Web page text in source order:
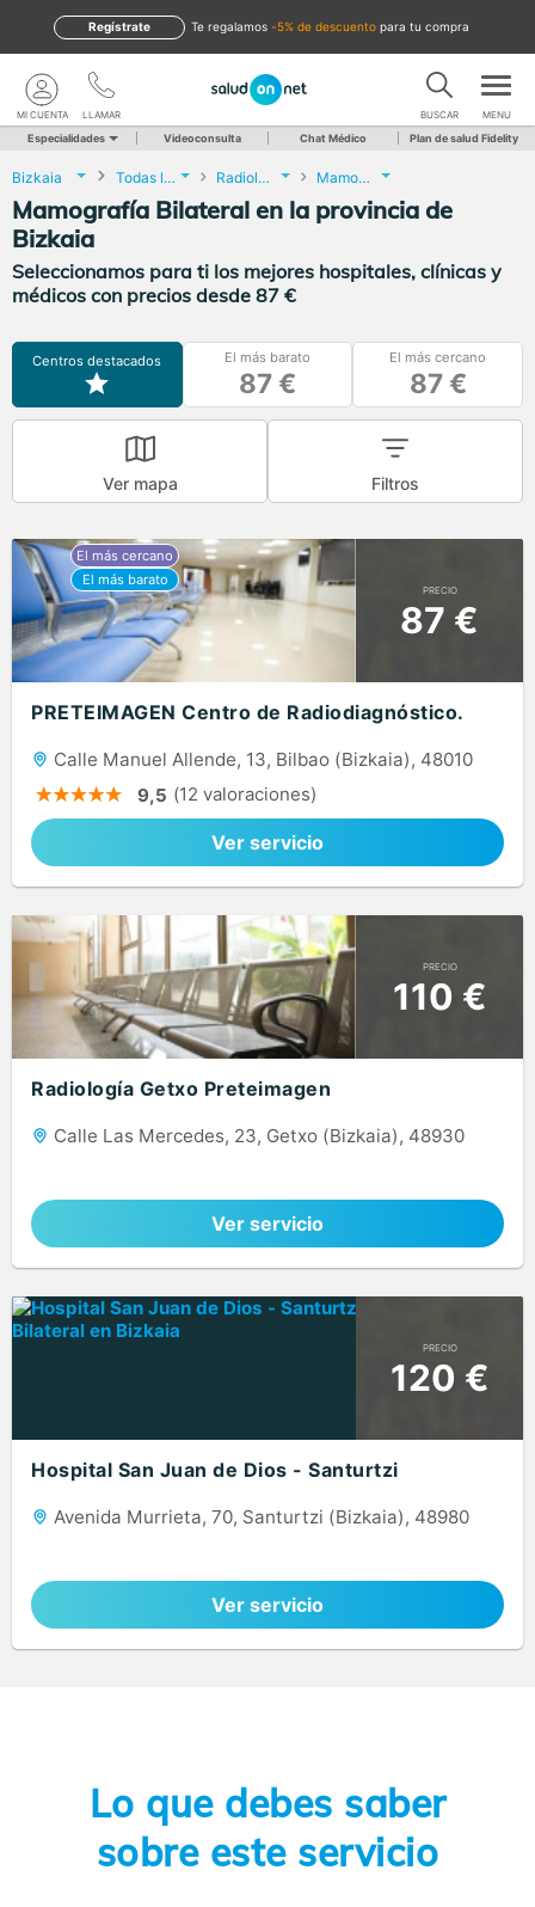
te regalamos -5% de descuento para tu compra
Regístrate
LLAMAR
MI CUENTA BUSCAR MENU
Especialidades Videoconsulta Chat Médico Plan de salud Fidelity
Bizkaia Todas las localidades Radiología Mamografía Bilateral
Mamografía Bilateral en la provincia de
Bizkaia
Seleccionamos para ti los mejores hospitales, clínicas y
médicos con precios desde 87 €
Centros destacados El más barato
87 €
El más cercano
87 €
Ver mapa Filtros
PRECIO
87 €
PRETEIMAGEN Centro de Radiodiagnóstico.
Calle Manuel Allende, 13, Bilbao (Bizkaia), 48010
9,5 (12 valoraciones)
Ver servicio
PRECIO
110 €
Radiología Getxo Preteimagen
Calle Las Mercedes, 23, Getxo (Bizkaia), 48930
Ver servicio
PRECIO
120 €
Hospital San Juan de Dios - Santurtzi
Avenida Murrieta, 70, Santurtzi (Bizkaia), 48980
Ver servicio
Lo que debes saber
sobre este servicio